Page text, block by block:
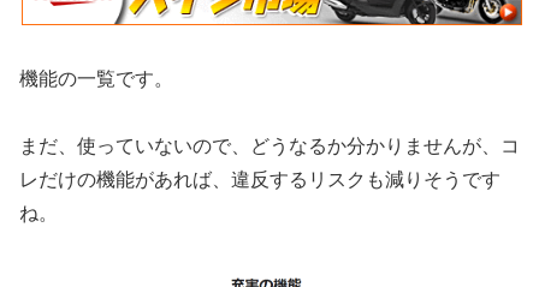
機能の一覧です。
まだ、使っていないので、どうなるか分かりませんが、コ
レだけの機能があれば、違反するリスクも減りそうです
ね。